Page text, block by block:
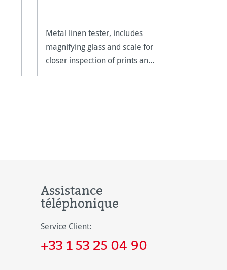
Metal linen tester, includes
magnifying glass and scale for
closer inspection of prints and
artwork.
Assistance
téléphonique
Service Client:
+33 1 53 25 04 90